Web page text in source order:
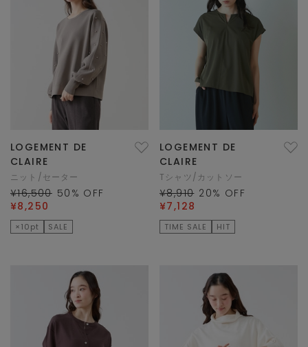
LOGEMENT DE
CLAIRE
ニット/セーター
¥16,500 50 % OFF
¥8,250
×10pt SALE
LOGEMENT DE
CLAIRE
Tシャツ/カットソー
¥8,910 20% OFF
¥7,128
TIME SALE HIT